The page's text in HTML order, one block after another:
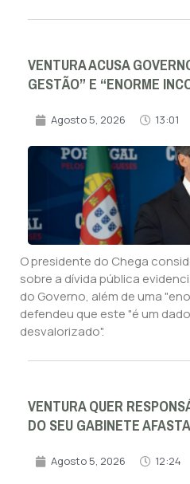
VENTURA ACUSA
GESTÃO” E “ENORME
Agosto 5, 2026 13:01
O presidente do Chega
sobre a dívida pública
do Governo, além de uma
defendeu que este "é um
desvalorizado".
VENTURA QUER
DO SEU GABINETE
Agosto 5, 2026 12:24